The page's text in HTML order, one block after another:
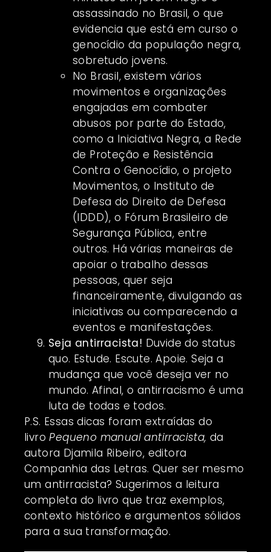
assassinado no Brasil, o que
evidencia que está em curso o
genocídio da população negra,
sobretudo jovens.
No Brasil, existem vários
movimentos e organizações
engajadas em combater
abusos por parte do Estado,
como a Iniciativa Negra, a Rede
de Proteção e Resistência
Contra o Genocídio, o projeto
Movimentos, o Instituto de
Defesa do Direito de Defesa
(IDDD), o Fórum Brasileiro de
Segurança Pública, entre
outros. Há várias maneiras de
apoiar o trabalho dessas
pessoas, quer seja
financeiramente, divulgando as
iniciativas ou comparecendo a
eventos e manifestações.
Seja antirracista! Duvide do status
quo. Estude. Escute. Apoie. Seja a
mudança que você deseja ver no
mundo. Afinal, o antirracismo é uma
luta de todas e todos.
P.S. Essas dicas foram extraídas do
livroPequeno manual antirracista, da
autora Djamila Ribeiro, editora
Companhia das Letras. Quer ser mesmo
um antirracista? Sugerimos a leitura
completa do livro que traz exemplos,
contexto histórico e argumentos sólidos
para a sua transformação.